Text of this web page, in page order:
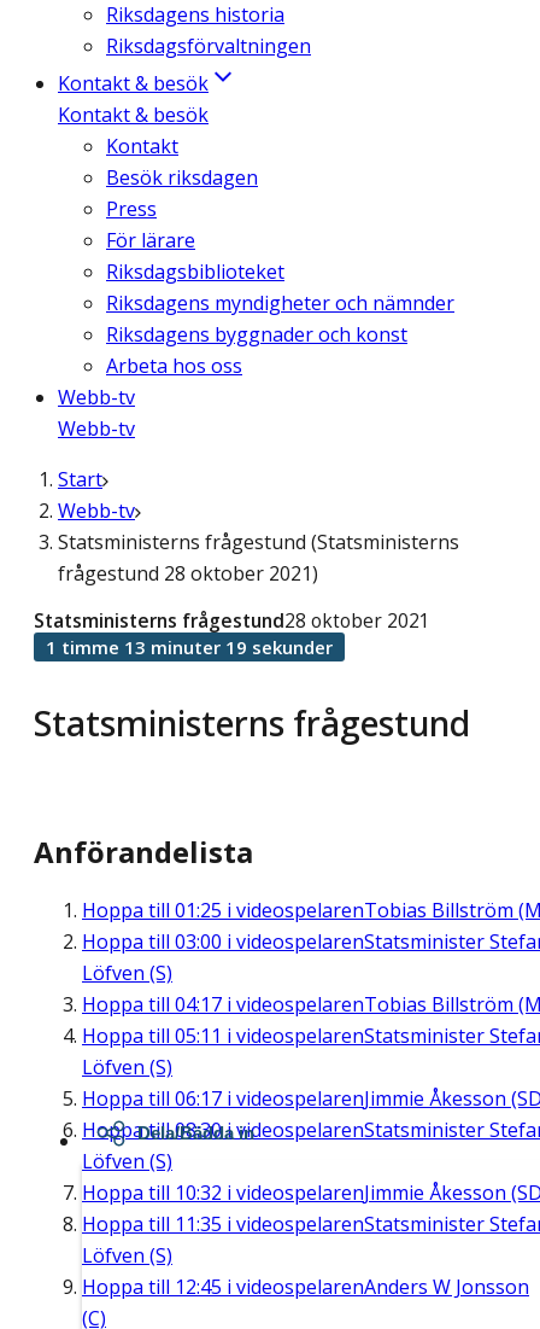
Riksdagens historia
Riksdagsförvaltningen
Kontakt & besök
Kontakt & besök
Kontakt
Besök riksdagen
Press
För lärare
Riksdagsbiblioteket
Riksdagens myndigheter och nämnder
Riksdagens byggnader och konst
Arbeta hos oss
Webb-tv
Webb-tv
Start
Webb-tv
Statsministerns frågestund (Statsministerns
frågestund 28 oktober 2021)
Statsministerns frågestund
Statsministerns frågestund28 oktober 2021
1 timme 13 minuter 19 sekunder
Anförandelista
Hoppa till 01:25 i videospelarenTobias Billström
Hoppa till 03:00 i videospelarenStatsminister
Löfven (S)
Hoppa till 04:17 i videospelarenTobias Billström
Hoppa till 05:11 i videospelarenStatsminister
Löfven (S)
Hoppa till 06:17 i videospelarenJimmie Åkesson
Hoppa till08:30i videospelarenStatsminister
Löfven (S)
Hoppa till 10:32 i videospelarenJimmie Åkesson
Hoppa till 11:35 i videospelarenStatsminister
Löfven (S)
Hoppa till 12:45 i videospelarenAnders W Jonsson
(C)
Dela/Bädda in